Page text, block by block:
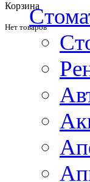
Корзина
Нет товаров